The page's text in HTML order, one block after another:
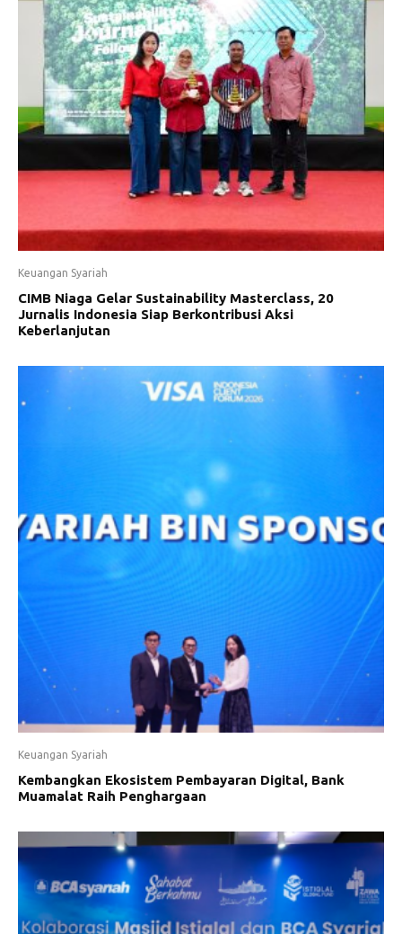
Keuangan Syariah
CIMB Niaga Gelar Sustainability Masterclass, 20
Jurnalis Indonesia Siap Berkontribusi Aksi
Keberlanjutan
Keuangan Syariah
Kembangkan Ekosistem Pembayaran Digital, Bank
Muamalat Raih Penghargaan